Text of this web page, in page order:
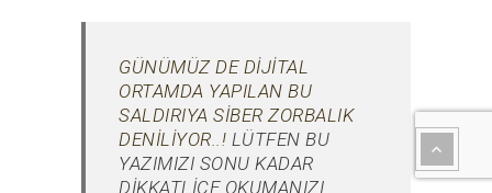
GÜNÜMÜZ DE DIJITAL
ORTAMDA YAPILAN BU
SALDIRIYA SIBER ZORBALIK
DENILIYOR..! LÜTFEN BU
YAZIMIZI SONU KADAR
DIKKATLICE OKUMANIZI